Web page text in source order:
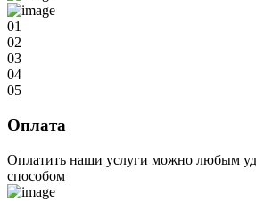
01
02
03
04
05
Оплата
Оплатить наши услуги можно любым
способом